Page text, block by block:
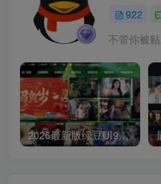
922
不管你被
2026最新版绿豆UI9双端影视APP源码